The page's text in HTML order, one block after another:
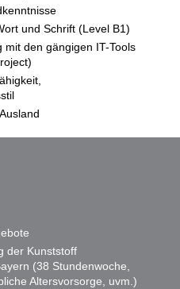
und Schrift (Level B1)
den gängigen IT-Tools
der Kunststoff
(38 Stundenwoche,
Altersvorsorge, uvm.)